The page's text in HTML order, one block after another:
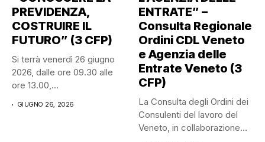
PREVIDENZA,
COSTRUIRE IL
FUTURO” (3 CFP)
Si terrà venerdì 26 giugno
2026, dalle ore 09.30 alle
ore 13.00,...
GIUGNO 26, 2026
ENTRATE” –
Consulta Regionale
Ordini CDL Veneto
e Agenzia delle
Entrate Veneto (3
CFP)
La Consulta degli Ordini dei
Consulenti del lavoro del
Veneto, in collaborazione